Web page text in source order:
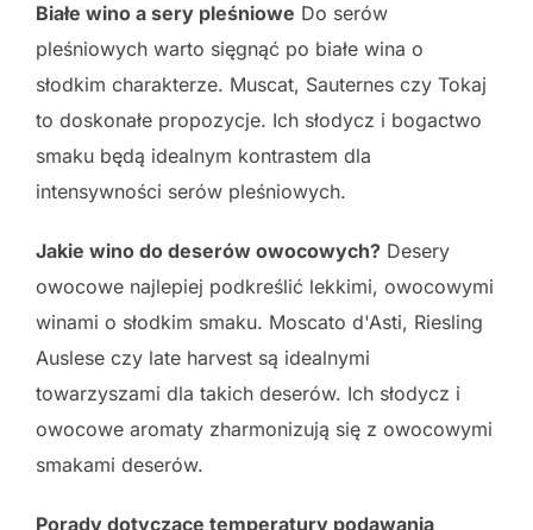
Białe wino a sery pleśniowe Do serów
pleśniowych warto sięgnąć po białe wina o
słodkim charakterze. Muscat, Sauternes czy Tokaj
to doskonałe propozycje. Ich słodycz i bogactwo
smaku będą idealnym kontrastem dla
intensywności serów pleśniowych.
Jakie wino do deserów owocowych? Desery
owocowe najlepiej podkreślić lekkimi, owocowymi
winami o słodkim smaku. Moscato d'Asti, Riesling
Auslese czy late harvest są idealnymi
towarzyszami dla takich deserów. Ich słodycz i
owocowe aromaty zharmonizują się z owocowymi
smakami deserów.
Porady dotyczące temperatury podawania